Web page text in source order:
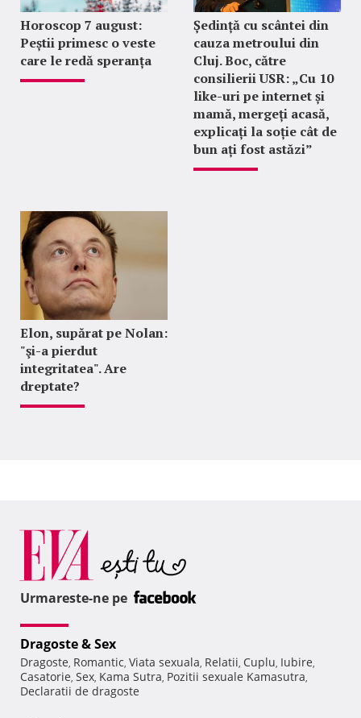
Horoscop 7 august:
Peștii primesc o veste
care le redă speranța
Ședință cu scântei din
cauza metroului din
Cluj. Boc, către
consilierii USR: „Cu 10
like-uri pe internet și
mamă, mergeți acasă,
explicați la soție cât de
bun ați fost astăzi”
Elon, supărat pe Nolan:
"şi-a pierdut
integritatea". Are
dreptate?
Urmareste-ne pe
Dragoste & Sex
Dragoste, Romantic, Viata sexuala, Relatii, Cuplu, Iubire,
Casatorie, Sex, Kama Sutra, Pozitii sexuale Kamasutra,
Declaratii de dragoste